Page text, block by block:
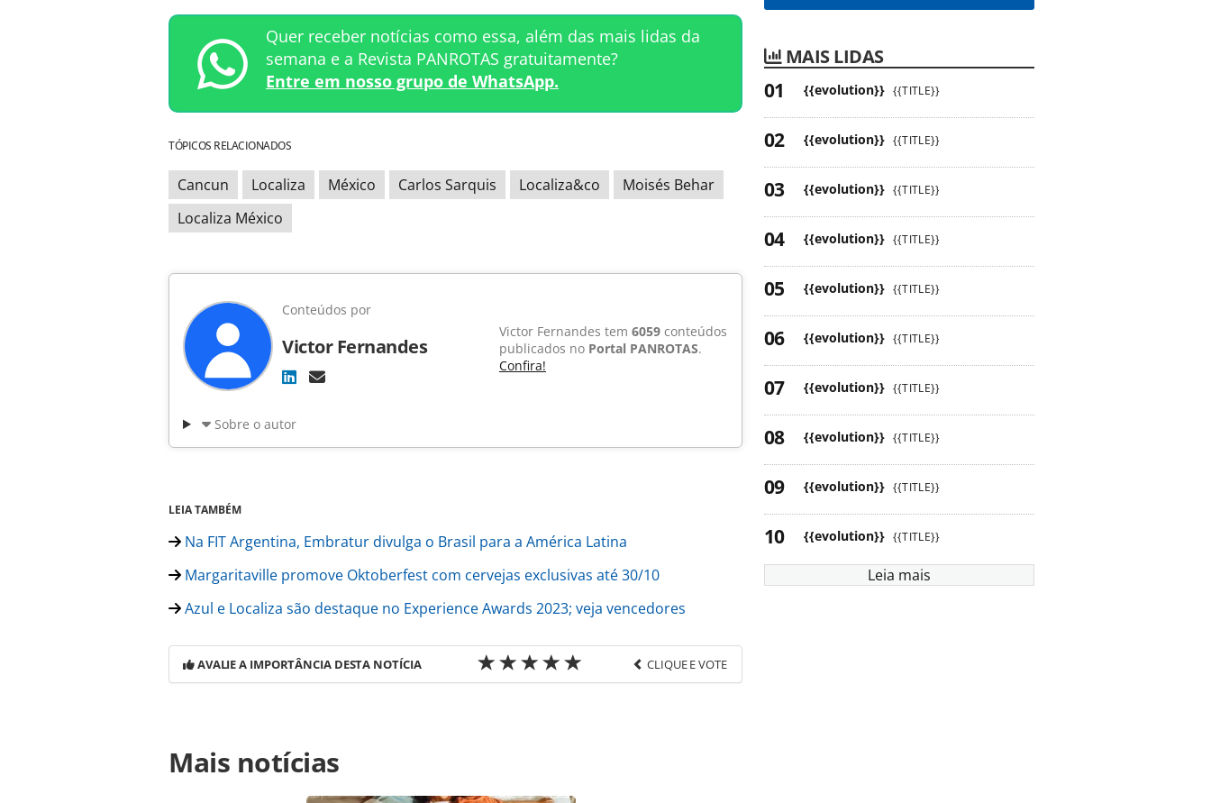
Quer receber notícias como essa, além das mais lidas da
semana e a Revista PANROTAS gratuitamente?
Entre em nosso grupo de WhatsApp.
TÓPICOS RELACIONADOS
Cancun Localiza México Carlos Sarquis Localiza&co
Moisés Behar
Localiza México
Conteúdos por
Victor Fernandes
Victor Fernandes tem 6059 conteúdos
publicados no Portal PANROTAS.
Confira!
Sobre o autor
LEIA TAMBÉM
Na FIT Argentina, Embratur divulga o Brasil para a América Latina
Margaritaville promove Oktoberfest com cervejas exclusivas até 30/10
Azul e Localiza são destaque no Experience Awards 2023; veja vencedores
AVALIE A IMPORTÂNCIA DESTA NOTÍCIA CLIQUE E VOTE
https://www.panrotas.com.br/mercado/locadoras-de-veiculos/2023/10/localiza-co-
inicia-operacao-em-cancun-no-mexico_200215.html ou as ferramentas oferecidas na
página. Todo o conteúdo produzido pela PANROTAS Editora é protegido pela legislação
Mais notícias
MAIS LIDAS
{{evolution}} {{TITLE}}
{{evolution}} {{TITLE}}
{{evolution}} {{TITLE}}
{{evolution}} {{TITLE}}
{{evolution}} {{TITLE}}
{{evolution}} {{TITLE}}
{{evolution}} {{TITLE}}
{{evolution}} {{TITLE}}
{{evolution}} {{TITLE}}
{{evolution}} {{TITLE}}
Leia mais